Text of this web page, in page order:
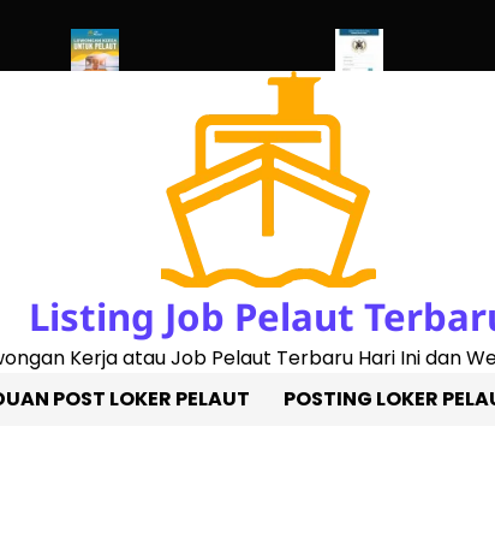
Listing Job Pelaut
Kerja atau Job Pelaut Terbaru Hari Ini dan
POST LOKER PELAUT POSTING LOKER